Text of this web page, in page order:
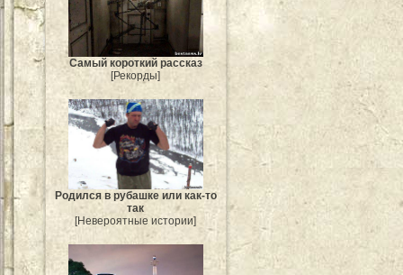
Самый короткий рассказ
[Рекорды]
Родился в рубашке или как-то
так
[Невероятные истории]